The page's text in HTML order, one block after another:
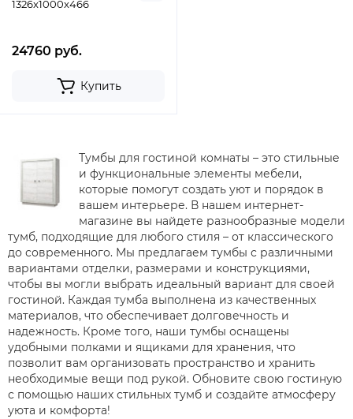
1326x1000x466
24760 руб.
Купить
Тумбы для гостиной комнаты – это стильные
и функциональные элементы мебели,
которые помогут создать уют и порядок в
вашем интерьере. В нашем интернет-
магазине вы найдете разнообразные модели
тумб, подходящие для любого стиля – от классического
до современного. Мы предлагаем тумбы с различными
вариантами отделки, размерами и конструкциями,
чтобы вы могли выбрать идеальный вариант для своей
гостиной. Каждая тумба выполнена из качественных
материалов, что обеспечивает долговечность и
надежность. Кроме того, наши тумбы оснащены
удобными полками и ящиками для хранения, что
позволит вам организовать пространство и хранить
необходимые вещи под рукой. Обновите свою гостиную
с помощью наших стильных тумб и создайте атмосферу
уюта и комфорта!